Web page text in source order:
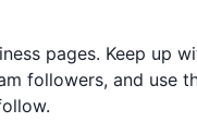
pages. Keep up
followers, and